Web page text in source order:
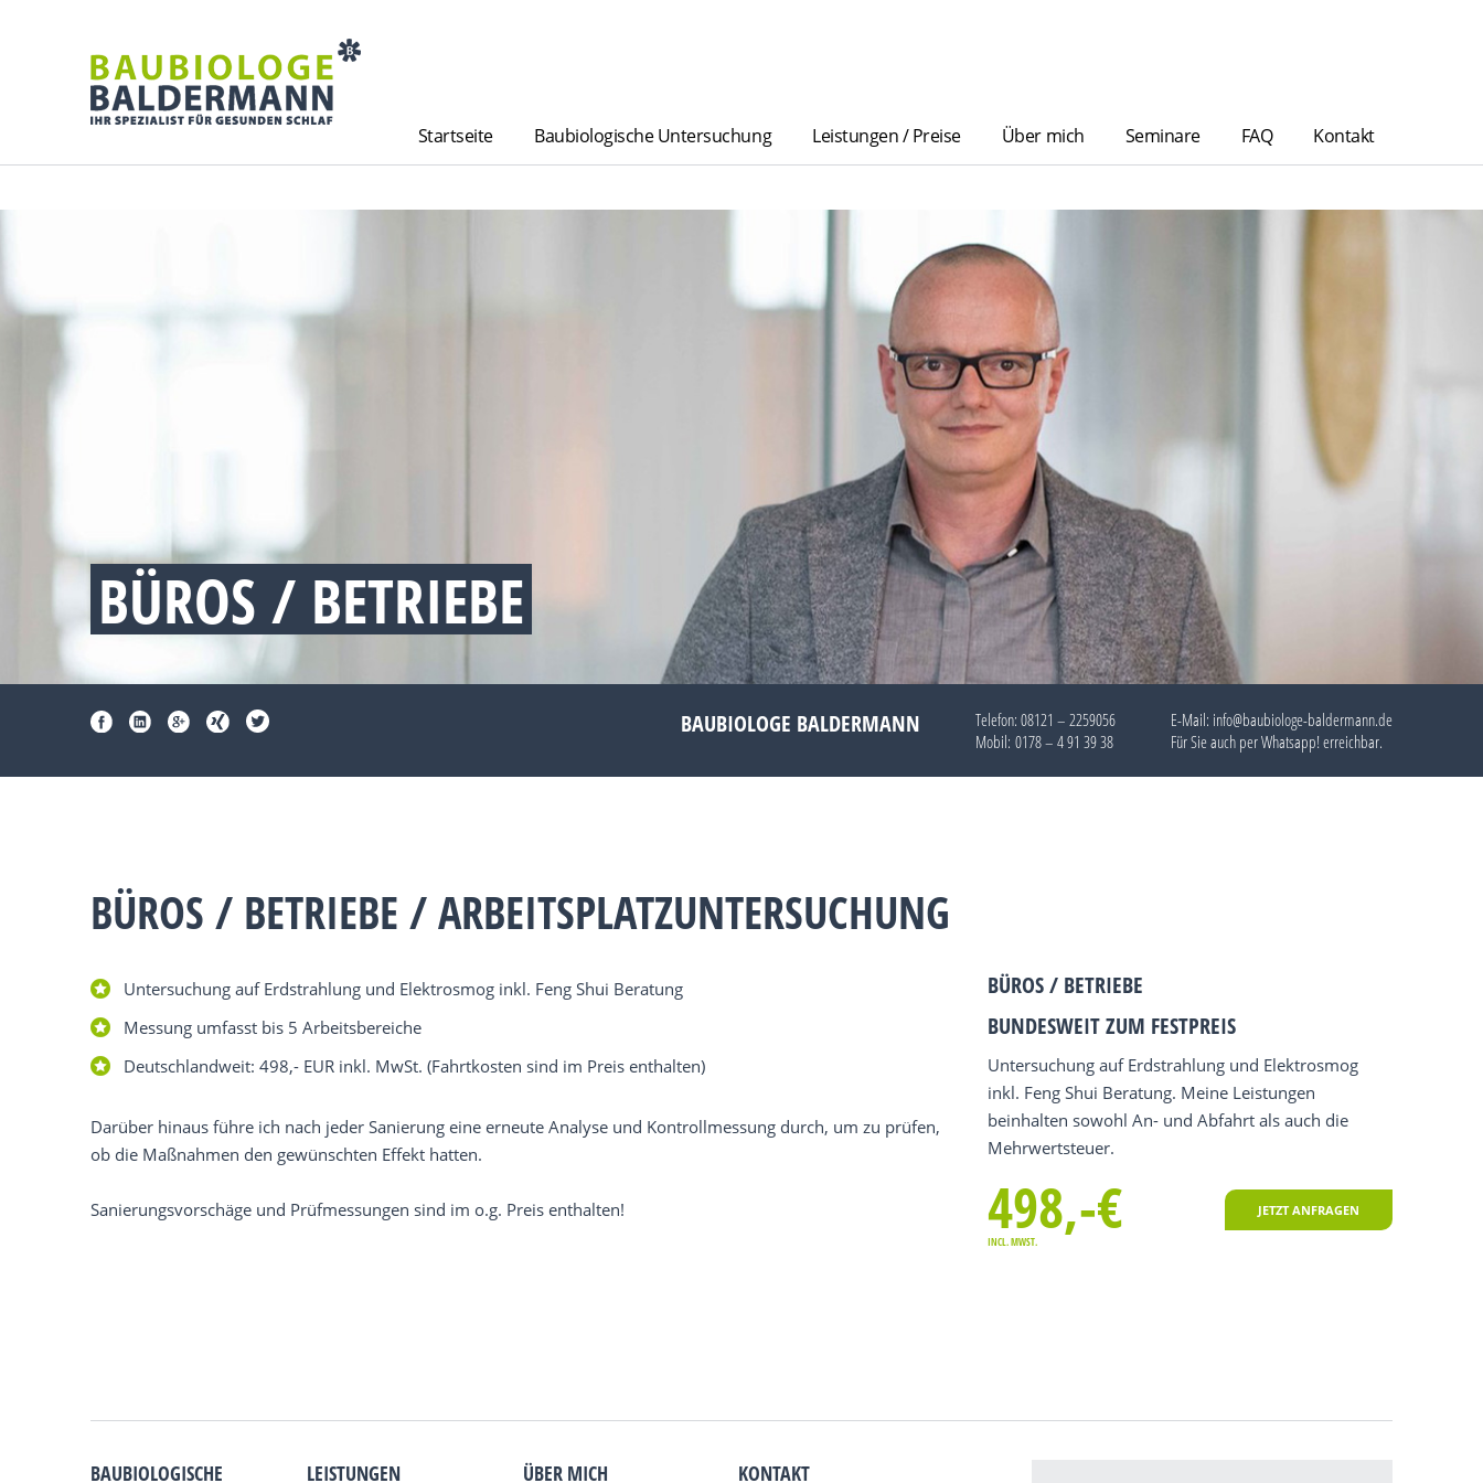
Startseite Baubiologische Untersuchung Leistungen / Preise Über mich Seminare FAQ Kontakt
BÜROS / BETRIEBE
BAUBIOLOGE BALDERMANN Telefon: 08121 – 2259056
Mobil: 0178 – 4 91 39 38
E-Mail: info@baubiologe-baldermann.de
Für Sie auch perWhatsapp!erreichbar.
BÜROS / BETRIEBE / ARBEITSPLATZUNTERSUCHUNG
Untersuchung auf Erdstrahlung und Elektrosmog inkl. Feng Shui Beratung
Messung umfasst bis 5 Arbeitsbereiche
Deutschlandweit: 498,- EUR inkl. MwSt. (Fahrtkosten sind im Preis enthalten)
Darüber hinaus führe ich nach jeder Sanierung eine erneute Analyse und Kontrollmessung durch, um zu prüfen,
ob die Maßnahmen den gewünschten Effekt hatten.
Sanierungsvorschäge und Prüfmessungen sind im o.g. Preis enthalten!
BÜROS / BETRIEBE
BUNDESWEIT ZUM FESTPREIS
Untersuchung auf Erdstrahlung und Elektrosmog
inkl. Feng Shui Beratung. Meine Leistungen
beinhalten sowohl An- und Abfahrt als auch die
Mehrwertsteuer.
498,-€
INCL. MWST.
JETZT ANFRAGEN
BAUBIOLOGISCHE LEISTUNGEN ÜBER MICH KONTAKT